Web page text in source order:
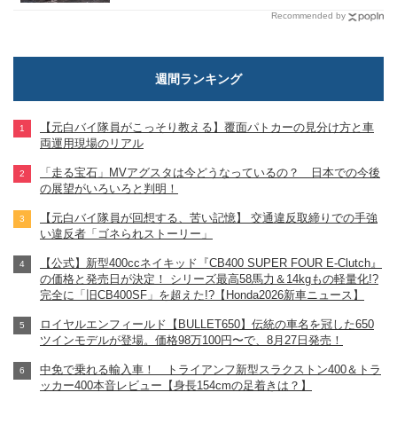
Recommended by
週間ランキング
【元白バイ隊員がこっそり教える】覆面パトカーの見分け方と車
両運用現場のリアル
「走る宝石」MVアグスタは今どうなっているの？ 日本での今後
の展望がいろいろと判明！
【元白バイ隊員が回想する、苦い記憶】 交通違反取締りでの手強
い違反者「ゴネられストーリー」
【公式】新型400ccネイキッド『CB400 SUPER FOUR E-Clutch』
の価格と発売日が決定！ シリーズ最高58馬力＆14kgもの軽量化!?
完全に「旧CB400SF」を超えた!?【Honda2026新車ニュース】
ロイヤルエンフィールド【BULLET650】伝統の車名を冠した650
ツインモデルが登場。価格98万100円〜で、8月27日発売！
中免で乗れる輸入車！ トライアンフ新型スラクストン400＆トラ
ッカー400本音レビュー【身長154cmの足着きは？】